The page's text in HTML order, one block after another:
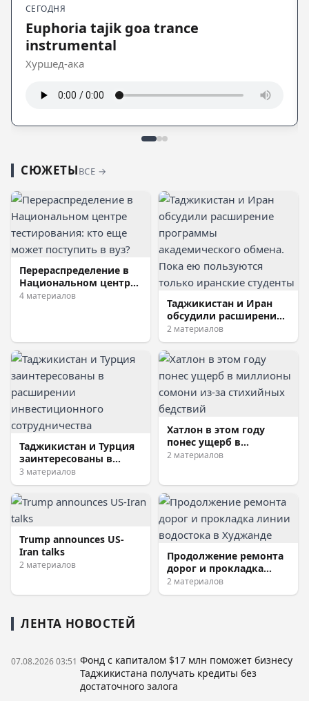
СЕГОДНЯ
Euphoria tajik goa trance
instrumental
Хуршед-ака
СЮЖЕТЫВСЕ →
Перераспределение в
Национальном центре
тестирования: кто еще
4 материалов
Таджикистан и Иран
обсудили расширение
программы
академического
обмена. Пока ею
пользуются только
иранские студенты
2 материалов
Таджикистан и Турция
заинтересованы в
расширении
инвестиционного
сотрудничества
3 материалов
Хатлон в этом году
понес ущерб в
миллионы сомони из-
2 материалов
Trump announces US-
Iran talks
2 материалов
Продолжение ремонта
дорог и прокладка
линии водостока в
Худжанде
2 материалов
ЛЕНТА НОВОСТЕЙ
07.08.2026 03:51 Фонд с капиталом $17 млн поможет бизнесу
Таджикистана получать кредиты без
достаточного залога